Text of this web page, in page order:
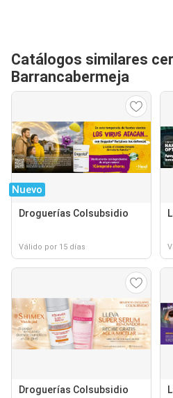
Catálogos similares
Barrancabermeja
Nuevo
Droguerías Colsubsidio
Válido por 15 días
Droguerías Colsubsidio